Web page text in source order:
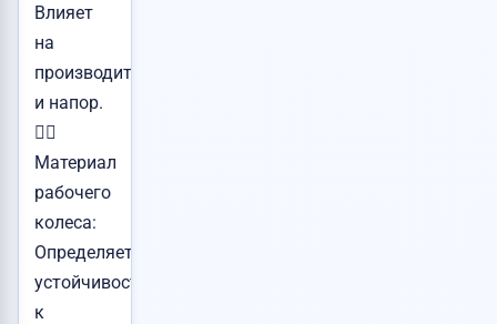
Влияет
на
производительность
и напор.
👉🏻
Материал
рабочего
колеса:
Определяет
устойчивость
к